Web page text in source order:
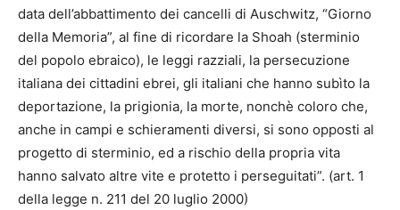
data dell’abbattimento dei cancelli di Auschwitz, “Giorno
della Memoria”, al fine di ricordare la Shoah (sterminio
del popolo ebraico), le leggi razziali, la persecuzione
italiana dei cittadini ebrei, gli italiani che hanno subìto la
deportazione, la prigionia, la morte, nonchè coloro che,
anche in campi e schieramenti diversi, si sono opposti al
progetto di sterminio, ed a rischio della propria vita
hanno salvato altre vite e protetto i perseguitati”. (art. 1
della legge n. 211 del 20 luglio 2000)